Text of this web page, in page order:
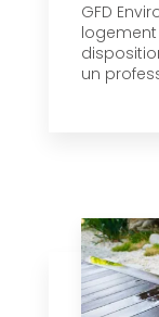
GFD
un